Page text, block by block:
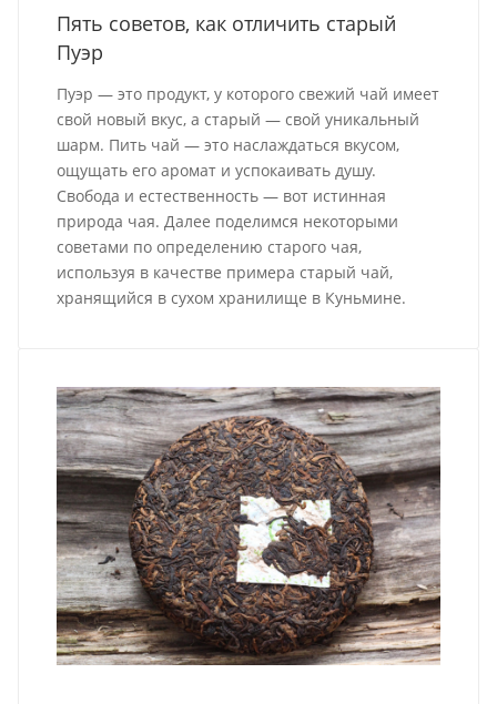
Пять советов, как отличить старый
Пуэр
Пуэр — это продукт, у которого свежий чай имеет
свой новый вкус, а старый — свой уникальный
шарм. Пить чай — это наслаждаться вкусом,
ощущать его аромат и успокаивать душу.
Свобода и естественность — вот истинная
природа чая. Далее поделимся некоторыми
советами по определению старого чая,
используя в качестве примера старый чай,
хранящийся в сухом хранилище в Куньмине.